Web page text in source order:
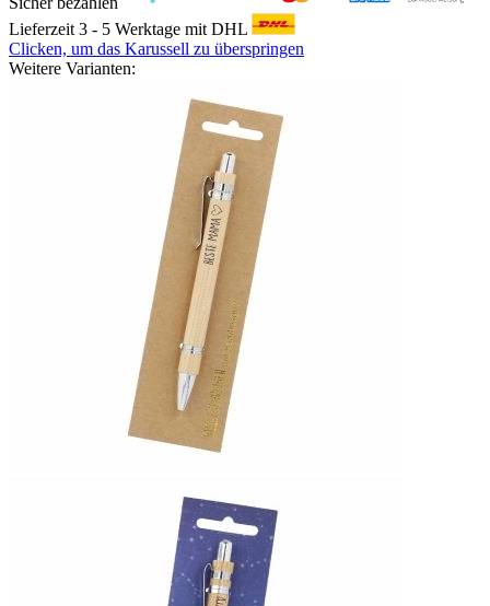
Lieferzeit 3 - 5 Werktage mit DHL
Clicken, um das Karussell zu überspringen
Weitere Varianten: